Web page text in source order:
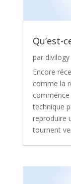
Qu’est-
par divilogy
Encore
comme la
commence
technique
reproduire
tournent